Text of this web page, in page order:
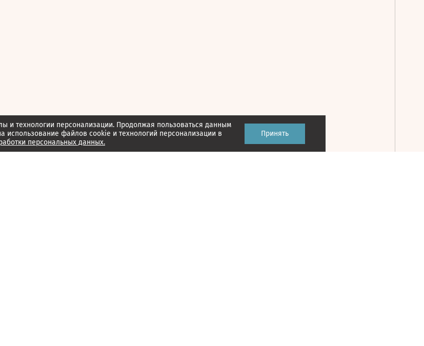
и технологии персонализации. Продолжая пользоваться данным
использование файлов cookie и технологий персонализации в
персональных данных.
Принять